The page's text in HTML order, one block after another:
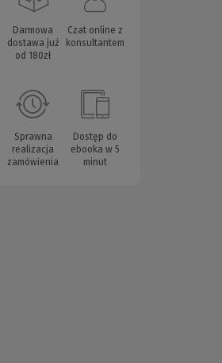
Darmowa
dostawa już
od 180zł
Czat online z
konsultantem
Sprawna
realizacja
zamówienia
Dostęp do
ebooka w 5
minut